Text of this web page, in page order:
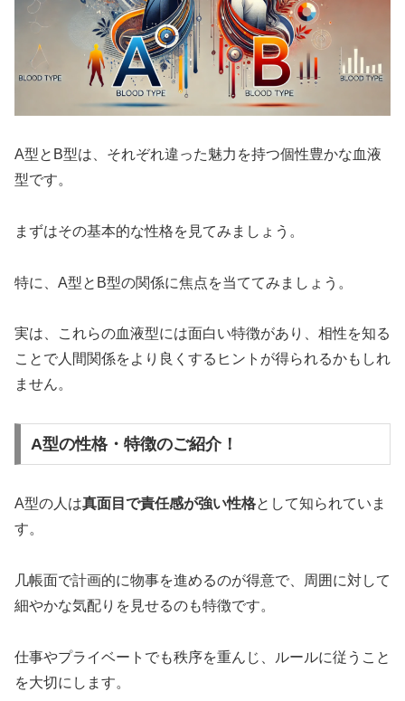
A型とB型は、それぞれ違った魅力を持つ個性豊かな血液
型です。
まずはその基本的な性格を見てみましょう。
特に、A型とB型の関係に焦点を当ててみましょう。
実は、これらの血液型には面白い特徴があり、相性を知る
ことで人間関係をより良くするヒントが得られるかもしれ
ません。
A型の性格・特徴のご紹介！
A型の人は真面目で責任感が強い性格として知られていま
す。
几帳面で計画的に物事を進めるのが得意で、周囲に対して
細やかな気配りを見せるのも特徴です。
仕事やプライベートでも秩序を重んじ、ルールに従うこと
を大切にします。